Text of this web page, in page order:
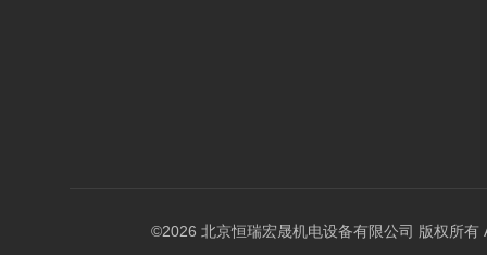
©2026 北京恒瑞宏晟机电设备有限公司 版权所有